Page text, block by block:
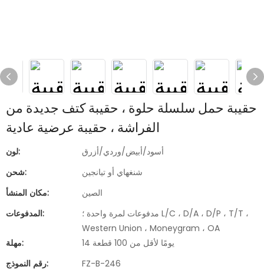
حقيبة حمل سلسلة حلوة ، حقيبة كتف جديدة من
الفراشة ، حقيبة عرضية عادية
لون:
أسود/أبيض/وردي/أزرق
شحن:
شنغهاي أو تيانجين
مكان المنشأ:
الصين
المدفوعات:
مدفوعات لمرة واحدة ؛ L/C ، D/A ، D/P ، T/T ،
Western Union ، Moneygram ، OA
مهلة:
14 يومًا لأقل من 100 قطعة
رقم النموذج:
FZ-B-246